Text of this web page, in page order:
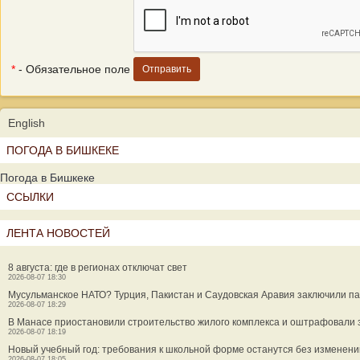
* - Обязательное поле
English
ПОГОДА В БИШКЕКЕ
Погода в Бишкеке
ССЫЛКИ
ЛЕНТА НОВОСТЕЙ
8 августа: где в регионах отключат свет
2026-08-07 18:30
Мусульманское НАТО? Турция, Пакистан и Саудовская Аравия заключили
2026-08-07 18:29
В Манасе приостановили строительство жилого комплекса и оштрафовали
2026-08-07 18:19
Новый учебный год: требования к школьной форме останутся без